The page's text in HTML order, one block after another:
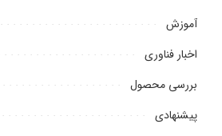
آموزش
اخبار فناوری
بررسی محصول
پیشنهادی